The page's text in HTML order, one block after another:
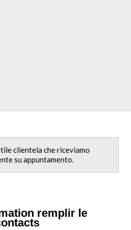
clientela che riceviamo
su appuntamento.
remplir le